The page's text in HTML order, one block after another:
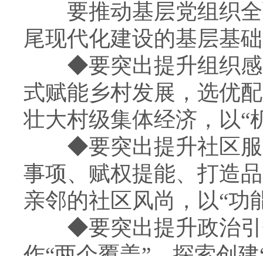
要推动基层党组织全
尾现代化建设的基层基
◆要突出提升组织
式赋能乡村发展，选优
壮大村级集体经济，以“
◆要突出提升社区
事项、赋权提能、打造
亲邻的社区风尚，以“功
◆要突出提升政治